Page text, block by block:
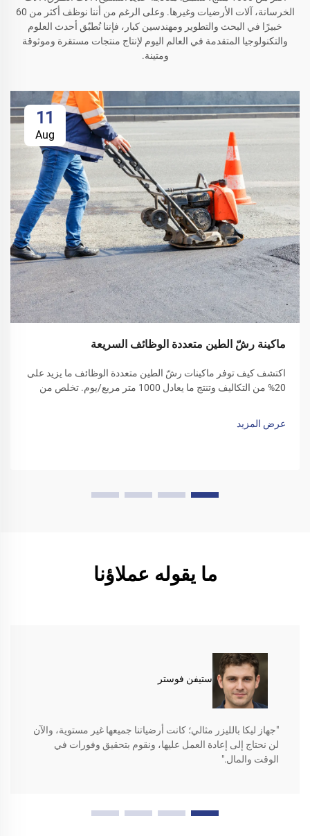
الخرسانة، آلات الأرضيات وغيرها. وعلى الرغم من أننا نوظف أكثر من 60
خبيرًا في البحث والتطوير ومهندسين كبار، فإننا نُطبّق أحدث العلوم
والتكنولوجيا المتقدمة في العالم اليوم لإنتاج منتجات مستقرة وموثوقة
ومتينة.
11
Aug
ماكينة رشّ الطين متعددة الوظائف السريعة
اكتشف كيف توفر ماكينات رشّ الطين متعددة الوظائف ما يزيد على
20% من التكاليف وتنتج ما يعادل 1000 متر مربع/يوم. تخلص من
عرض المزيد
ما يقوله عملاؤنا
ستيفن فوستر
"جهاز ليكا بالليزر مثالي؛ كانت أرضياتنا جميعها غير مستوية، والآن
لن نحتاج إلى إعادة العمل عليها، ونقوم بتحقيق وفورات في
الوقت والمال."